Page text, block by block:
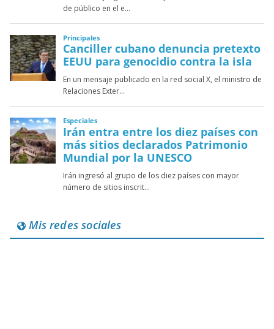
Mis redes sociales